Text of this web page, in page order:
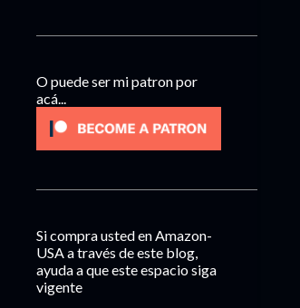
O puede ser mi patron por
acá...
Si compra usted en Amazon-
USA a través de este blog,
ayuda a que este espacio siga
vigente